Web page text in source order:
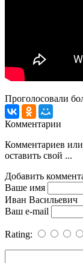
Проголосовали
Комментарии
Комментариев
оставить свой ...
Добавить
Ваше имя
Иван Васильевич
Ваш e-mail
Rating: